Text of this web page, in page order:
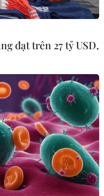
giữa phát triển kinh tế-
đạt trên 27 tỷ USD,